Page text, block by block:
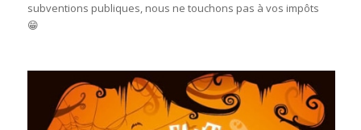
subventions publiques, nous ne touchons pas à vos impôts
😁